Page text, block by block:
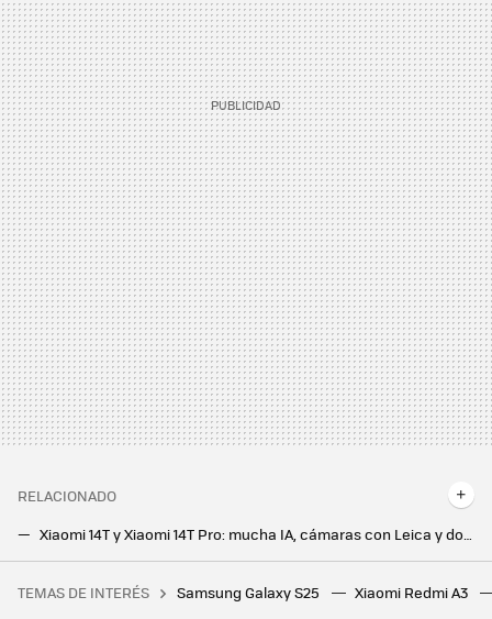
RELACIONADO
Xiaomi 14T y Xiaomi 14T Pro: mucha IA, cámaras con Leica y dos móviles potentes para la recta final del año en Xiaomi
Xiaomi quiere que su Xiaomi 15 Ultra no tenga igual en cámaras. El telefoto telescópico será clave, según los rumores
Fue a una entrevista de trabajo de Apple y acabaron haciéndole preguntas sobre huevos, monedas y cajas vacías
TEMAS DE INTERÉS Samsung Galaxy S25 Xiaomi Redmi A3